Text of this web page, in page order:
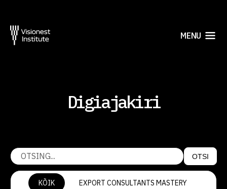
MENU
Digiajakiri
OTSI
KÕIK EXPORT CONSULTANTS MASTERY